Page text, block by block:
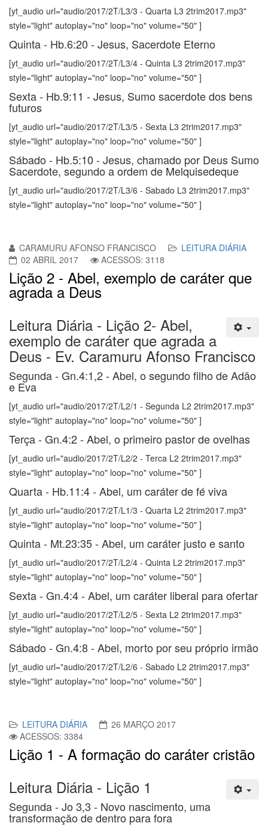
[yt_audio url="audio/2017/2T/L3/3 - Quarta L3 2trim2017.mp3"
style="light" autoplay="no" loop="no" volume="50" ]
Quinta - Hb.6:20 - Jesus, Sacerdote Eterno
[yt_audio url="audio/2017/2T/L3/4 - Quinta L3 2trim2017.mp3"
style="light" autoplay="no" loop="no" volume="50" ]
Sexta - Hb.9:11 - Jesus, Sumo sacerdote dos bens
futuros
[yt_audio url="audio/2017/2T/L3/5 - Sexta L3 2trim2017.mp3"
style="light" autoplay="no" loop="no" volume="50" ]
Sábado - Hb.5:10 - Jesus, chamado por Deus Sumo
Sacerdote, segundo a ordem de Melquisedeque
[yt_audio url="audio/2017/2T/L3/6 - Sabado L3 2trim2017.mp3"
style="light" autoplay="no" loop="no" volume="50" ]
CARAMURU AFONSO FRANCISCO
LEITURA DIÁRIA
02 ABRIL 2017
ACESSOS: 3118
Lição 2 - Abel, exemplo de caráter que
agrada a Deus
Leitura Diária - Lição 2- Abel,
exemplo de caráter que agrada a
Deus - Ev. Caramuru Afonso Francisco
Segunda - Gn.4:1,2 - Abel, o segundo filho de Adão
e Eva
[yt_audio url="audio/2017/2T/L2/1 - Segunda L2 2trim2017.mp3"
style="light" autoplay="no" loop="no" volume="50" ]
Terça - Gn.4:2 - Abel, o primeiro pastor de ovelhas
[yt_audio url="audio/2017/2T/L2/2 - Terca L2 2trim2017.mp3"
style="light" autoplay="no" loop="no" volume="50" ]
Quarta - Hb.11:4 - Abel, um caráter de fé viva
[yt_audio url="audio/2017/2T/L1/3 - Quarta L2 2trim2017.mp3"
style="light" autoplay="no" loop="no" volume="50" ]
Quinta - Mt.23:35 - Abel, um caráter justo e santo
[yt_audio url="audio/2017/2T/L2/4 - Quinta L2 2trim2017.mp3"
style="light" autoplay="no" loop="no" volume="50" ]
Sexta - Gn.4:4 - Abel, um caráter liberal para ofertar
[yt_audio url="audio/2017/2T/L2/5 - Sexta L2 2trim2017.mp3"
style="light" autoplay="no" loop="no" volume="50" ]
Sábado - Gn.4:8 - Abel, morto por seu próprio irmão
[yt_audio url="audio/2017/2T/L2/6 - Sabado L2 2trim2017.mp3"
style="light" autoplay="no" loop="no" volume="50" ]
LEITURA DIÁRIA
26 MARÇO 2017
ACESSOS: 3384
Lição 1 - A formação do caráter cristão
Leitura Diária - Lição 1
Segunda - Jo 3,3 - Novo nascimento, uma
transformação de dentro para fora